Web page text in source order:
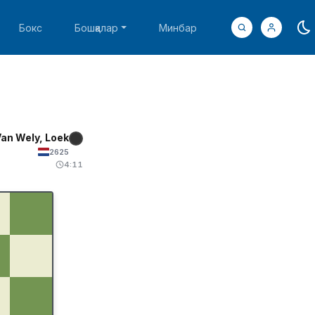
Бокс Бошқалар Минбар
Wely, Loek
2625
4:11